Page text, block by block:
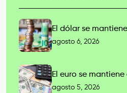
El dólar se
agosto 6, 2026
El euro se
agosto 5, 2026